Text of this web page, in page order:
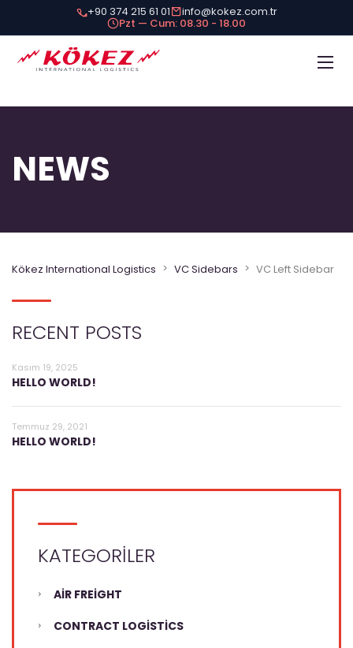
+90 374 215 61 01 info@kokez.com.tr
Pzt — Cum: 08.30 - 18.00
NEWS
Kökez International Logistics > VC Sidebars > VC Left Sidebar
RECENT POSTS
Kasım 19, 2025
HELLO WORLD!
Temmuz 29, 2021
HELLO WORLD!
KATEGORILER
AIR FREIGHT
CONTRACT LOGISTICS